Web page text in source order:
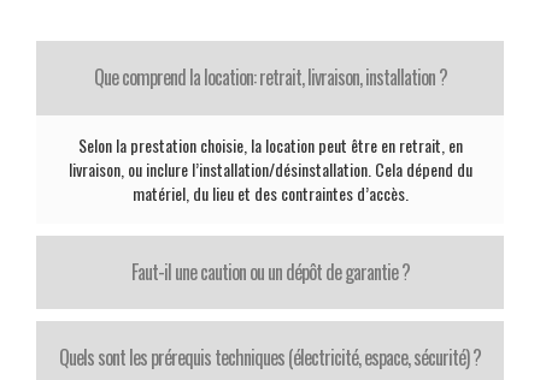
Que comprend la location: retrait, livraison, installation ?
Selon la prestation choisie, la location peut être en retrait, en
livraison, ou inclure l’installation/désinstallation. Cela dépend du
matériel, du lieu et des contraintes d’accès.
Faut-il une caution ou un dépôt de garantie ?
Quels sont les prérequis techniques (électricité, espace, sécurité) ?